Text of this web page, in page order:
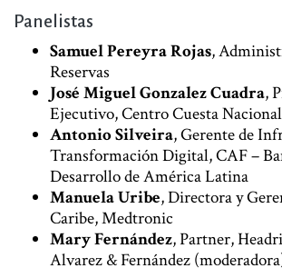
Panelistas
Samuel Pereyra Rojas,
Reservas
José Miguel Gonzalez Cuadra,
Ejecutivo, Centro Cuesta
Antonio Silveira, Gerente de
Transformación Digital, CAF –
Desarrollo de América Latina
Manuela Uribe, Directora y
Caribe, Medtronic
Mary Fernández, Partner,
Alvarez & Fernández